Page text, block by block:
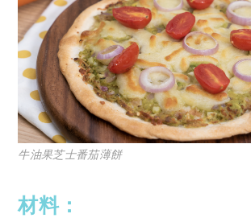
牛油果芝士番茄薄餅
材料：